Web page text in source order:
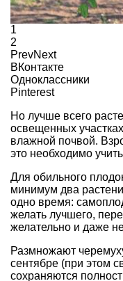
1
2
PrevNext
ВКонтакте
Одноклассники
Pinterest
Но лучше всего
освещенных
влажной почвой.
это необходимо
Для обильного
минимум два
одно время:
желать лучшего,
желательно и даже
Размножают
сентябре (при этом
сохраняются